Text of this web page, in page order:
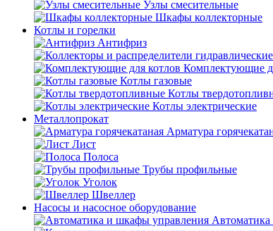
Узлы смесительные
Шкафы коллекторные
Котлы и горелки
Антифриз
Комплектующие
Котлы газовые
Котлы
Котлы электрические
Металлопрокат
Арматура
Лист
Полоса
Трубы профильные
Уголок
Швеллер
Насосы и насосное оборудование